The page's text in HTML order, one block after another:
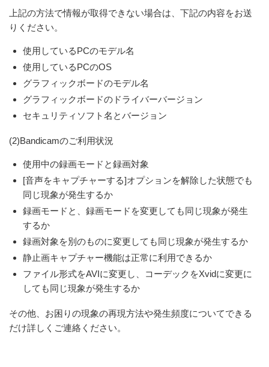
上記の方法で情報が取得できない場合は、下記の内容をお送
りください。
使用しているPCのモデル名
使用しているPCのOS
グラフィックボードのモデル名
グラフィックボードのドライバーバージョン
セキュリティソフト名とバージョン
(2)Bandicamのご利用状況
使用中の録画モードと録画対象
[音声をキャプチャーする]オプションを解除した状態でも
同じ現象が発生するか
録画モードと、録画モードを変更しても同じ現象が発生
するか
録画対象を別のものに変更しても同じ現象が発生するか
静止画キャプチャー機能は正常に利用できるか
ファイル形式をAVIに変更し、コーデックをXvidに変更に
しても同じ現象が発生するか
その他、お困りの現象の再現方法や発生頻度についてできる
だけ詳しくご連絡ください。